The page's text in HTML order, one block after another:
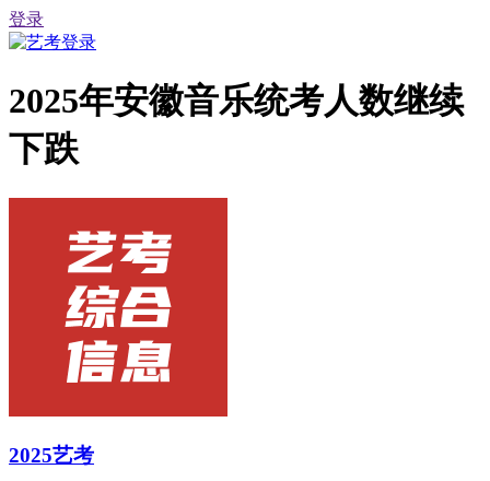
登录
2025年安徽音乐统考人数继续
下跌
2025艺考